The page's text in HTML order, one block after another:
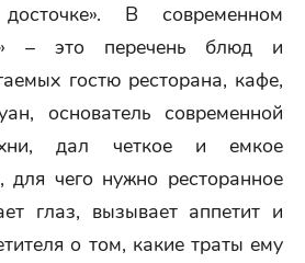
В современном
– это перечень блюд и
гостю ресторана, кафе,
основатель современной
дал четкое и емкое
для чего нужно ресторанное
глаз, вызывает аппетит и
о том, какие траты ему